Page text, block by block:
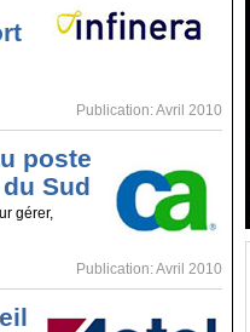
Publication: Avril 2010
poste
Sud
gérer,
Publication: Avril 2010